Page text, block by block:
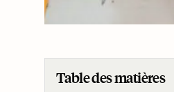
Table des matières